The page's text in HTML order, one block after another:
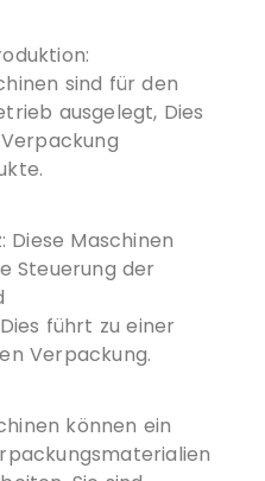
sind für den
ausgelegt, Dies
Diese Maschinen
Steuerung der
führt zu einer
Verpackung.
können ein